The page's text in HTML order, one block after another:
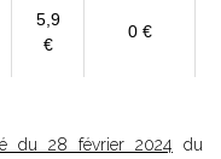
5,9
€
0 €
du 28 février 2024 du